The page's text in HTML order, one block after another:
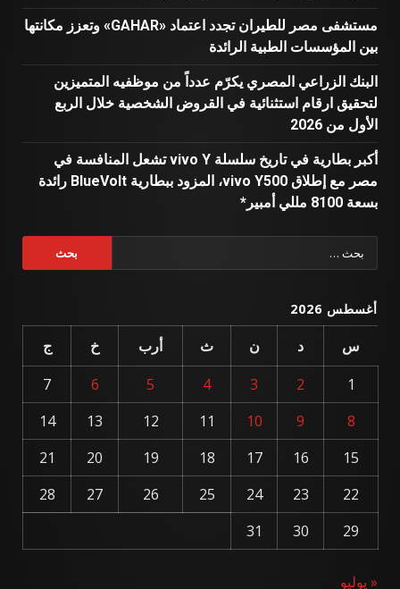
مستشفى مصر للطيران تجدد اعتماد «GAHAR» وتعزز مكانتها
بين المؤسسات الطبية الرائدة
البنك الزراعي المصري يكرّم عدداً من موظفيه المتميزين
لتحقيق ارقام استثنائية في القروض الشخصية خلال الربع
الأول من 2026
أكبر بطارية في تاريخ سلسلة vivo Y تشعل المنافسة في
مصر مع إطلاق vivo Y500، المزود ببطارية BlueVolt رائدة
بسعة 8100 مللي أمبير*
عن:
أغسطس 2026
س د ن ث أرب خ
ج
1
2
3
4
5
6
7
8
9
10
11
12
13
14
15
16
17
18
19
20
21
22
23
24
25
26
27
28
29
30
31
« يوليو